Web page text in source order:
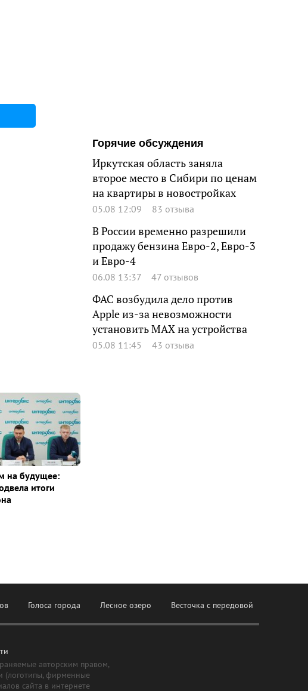
Горячие обсуждения
Иркутская область заняла
второе место в Сибири по ценам
на квартиры в новостройках
05.08 12:09 83 отзыва
В России временно разрешили
продажу бензина Евро-2, Евро-3
и Евро-4
06.08 13:37 47 отзывов
ФАС возбудила дело против
Apple из-за невозможности
установить MAX на устройства
05.08 11:45 43 отзыва
на будущее:
итоги
Голоса города Лесное озеро Весточка с передовой
авторским правом,
(логотипы, фирменные
сайта в интернете